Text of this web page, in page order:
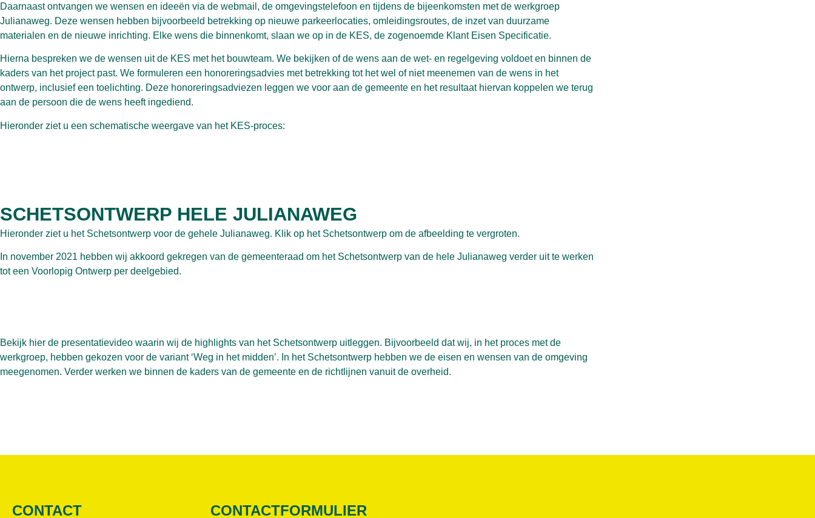
Daarnaast ontvangen we wensen en ideeën via de webmail, de omgevingstelefoon en tijdens de bijeenkomsten met de werkgroep
Julianaweg. Deze wensen hebben bijvoorbeeld betrekking op nieuwe parkeerlocaties, omleidingsroutes, de inzet van duurzame
materialen en de nieuwe inrichting. Elke wens die binnenkomt, slaan we op in de KES, de zogenoemde Klant Eisen Specificatie.
Hierna bespreken we de wensen uit de KES met het bouwteam. We bekijken of de wens aan de wet- en regelgeving voldoet en binnen de
kaders van het project past. We formuleren een honoreringsadvies met betrekking tot het wel of niet meenemen van de wens in het
ontwerp, inclusief een toelichting. Deze honoreringsadviezen leggen we voor aan de gemeente en het resultaat hiervan koppelen we terug
aan de persoon die de wens heeft ingediend.
Hieronder ziet u een schematische weergave van het KES-proces:
SCHETSONTWERP HELE JULIANAWEG
Hieronder ziet u het Schetsontwerp voor de gehele Julianaweg. Klik op het Schetsontwerp om de afbeelding te vergroten.
In november 2021 hebben wij akkoord gekregen van de gemeenteraad om het Schetsontwerp van de hele Julianaweg verder uit te werken
tot een Voorlopig Ontwerp per deelgebied.
Bekijk hier de presentatievideo waarin wij de highlights van het Schetsontwerp uitleggen. Bijvoorbeeld dat wij, in het proces met de
werkgroep, hebben gekozen voor de variant ‘Weg in het midden’. In het Schetsontwerp hebben we de eisen en wensen van de omgeving
meegenomen. Verder werken we binnen de kaders van de gemeente en de richtlijnen vanuit de overheid.
CONTACT CONTACTFORMULIER